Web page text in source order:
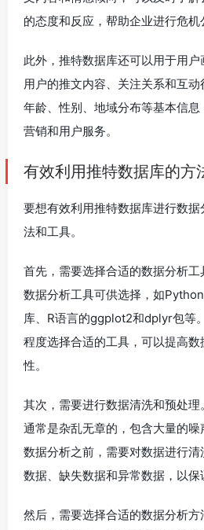
的态度和反应，帮助企业进行危机
此外，推特数据库还可以用于用
用户的推文内容、关注关系和互
年龄、性别、地域分布等基本信
营销和用户服务。
有效利用推特数据库的方
要想有效利用推特数据库进行数
法和工具。
首先，需要选择合适的数据分析
数据分析工具可供选择，如
库、R语言的ggplot2和dplyr包等
程度选择合适的工具，可以提高
性。
其次，需要进行数据清洗和预处
通常是杂乱无章的，包含大量的
数据分析之前，需要对数据进行
数据、缺失数据和异常数据，以保
然后，需要选择合适的数据分析方